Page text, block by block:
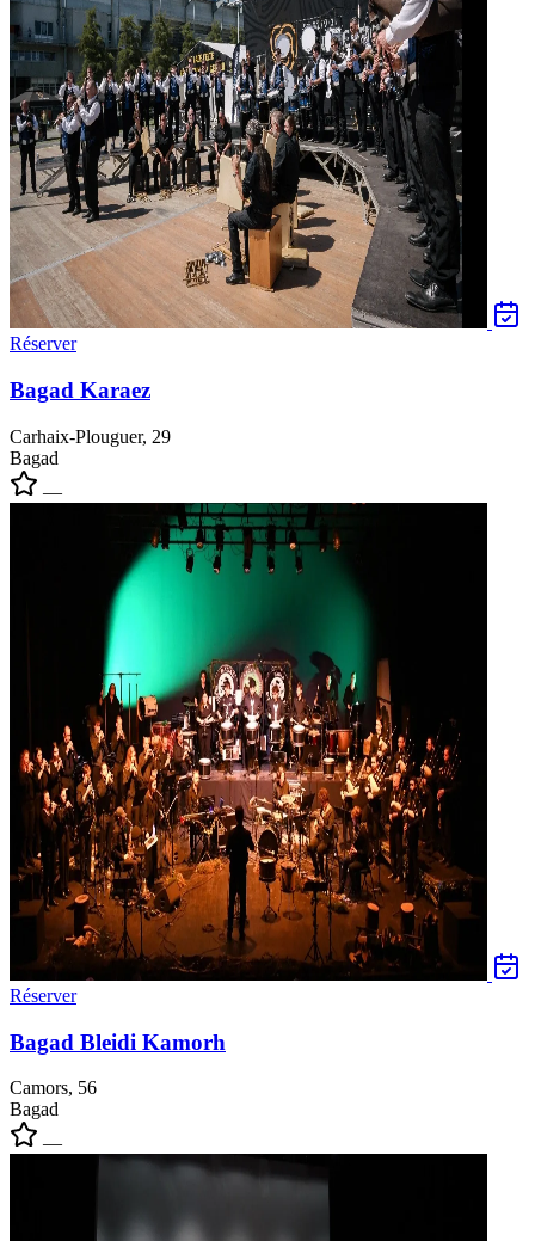
Réserver
Bagad Karaez
Carhaix-Plouguer, 29
Bagad
—
Réserver
Bagad Bleidi Kamorh
Camors, 56
Bagad
—